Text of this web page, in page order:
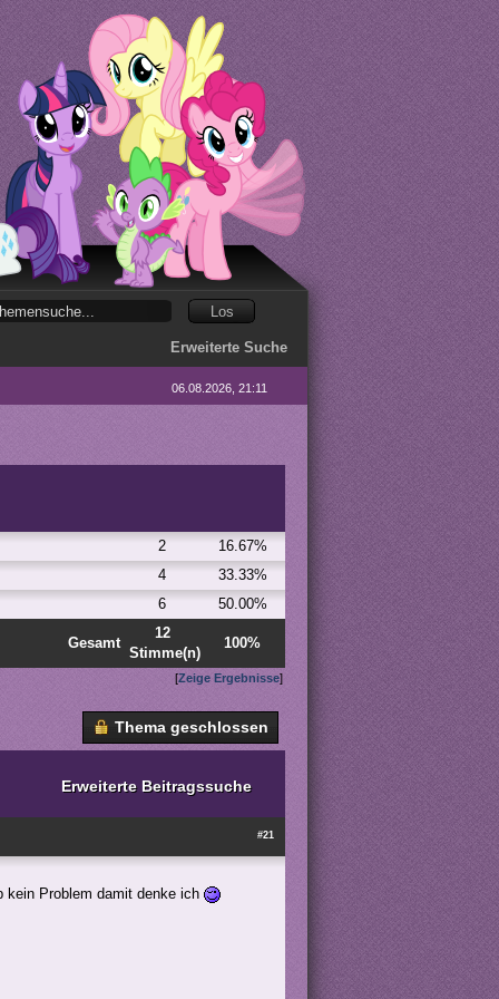
Erweiterte Suche
06.08.2026, 21:11
2
16.67%
4
33.33%
6
50.00%
Gesamt
12
Stimme(n)
100%
[Zeige Ergebnisse]
Thema geschlossen
Erweiterte Beitragssuche
#21
kein Problem damit denke ich